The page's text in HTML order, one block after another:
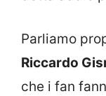
Parliamo
Riccardo
che i fan